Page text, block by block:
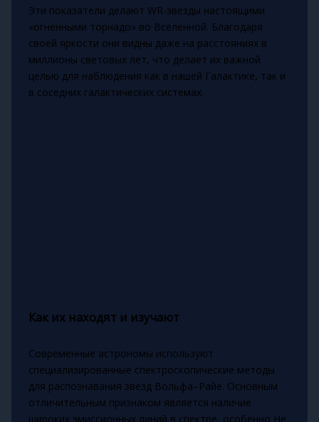
Эти показатели делают WR-звезды настоящими
«огненными торнадо» во Вселенной. Благодаря
своей яркости они видны даже на расстояниях в
миллионы световых лет, что делает их важной
целью для наблюдения как в нашей Галактике, так и
в соседних галактических системах.
Как их находят и изучают
Современные астрономы используют
специализированные спектроскопические методы
для распознавания звезд Вольфа–Райе. Основным
отличительным признаком является наличие
широких эмиссионных линий в спектре, особенно He